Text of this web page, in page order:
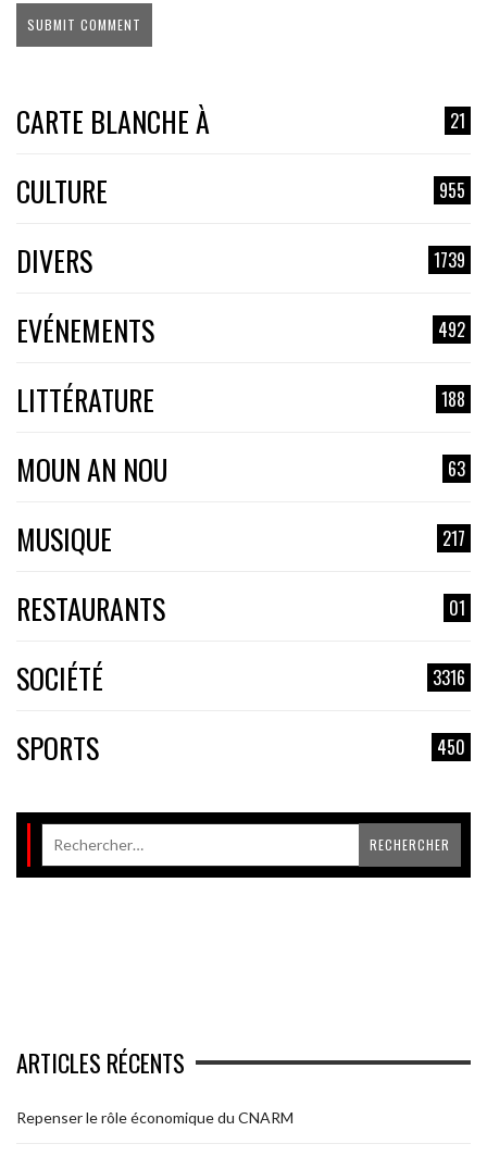
CARTE BLANCHE À 21
CULTURE 955
DIVERS 1739
EVÉNEMENTS 492
LITTÉRATURE 188
MOUN AN NOU 63
MUSIQUE 217
RESTAURANTS 01
SOCIÉTÉ 3316
SPORTS 450
ARTICLES RÉCENTS
Repenser le rôle économique du CNARM